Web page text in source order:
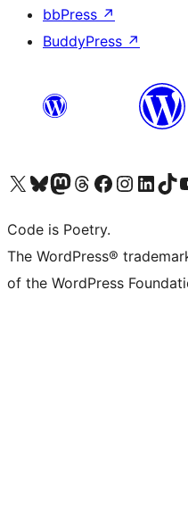
bbPress ↗
BuddyPress ↗
Bezoek ons X (voorheen Twitter) account
Bezoek onze Bluesky account
Bezoek ons Mastodon account
Bezoek onze Threads account
Onze Facebookpagina
Bezoek onze Instagram
Bezoek onze
Bezoek
Code is Poetry.
The WordPress®
of the WordPress